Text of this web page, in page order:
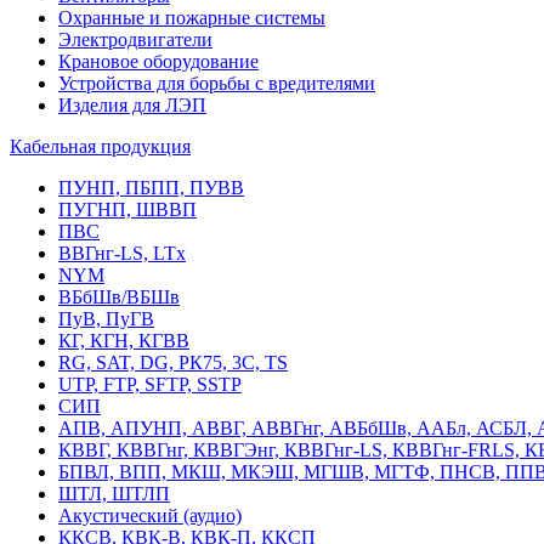
Охранные и пожарные системы
Электродвигатели
Крановое оборудование
Устройства для борьбы с вредителями
Изделия для ЛЭП
Кабельная продукция
ПУНП, ПБПП, ПУВВ
ПУГНП, ШВВП
ПВС
ВВГнг-LS, LTx
NYM
ВБбШв/ВБШв
ПуВ, ПуГВ
КГ, КГН, КГВВ
RG, SAT, DG, РК75, 3С, TS
UTP, FTP, SFTP, SSTP
СИП
АПВ, АПУНП, АВВГ, АВВГнг, АВБбШв, ААБл, АСБЛ,
КВВГ, КВВГнг, КВВГЭнг, КВВГнг-LS, КВВГнг-FRLS,
БПВЛ, ВПП, МКШ, МКЭШ, МГШВ, МГТФ, ПНСВ,
ШТЛ, ШТЛП
Акустический (аудио)
ККСВ, КВК-В, КВК-П, ККСП